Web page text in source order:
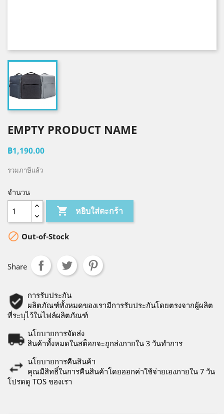
EMPTY PRODUCT NAME
฿1,190.00
รวมภาษีแล้ว
จำนวน
 หยิบใส่ตะกร้า
 Out-of-Stock
Share
การรับประกัน
ผลิตภัณฑ์ทั้งหมดของเรามีการรับประกันโดยตรงจากผู้ผลิต
ที่ระบุไว้ในไฟล์ผลิตภัณฑ์
นโยบายการจัดส่ง
สินค้าทั้งหมดในสต็อกจะถูกส่งภายใน 3 วันทำการ
นโยบายการคืนสินค้า
คุณมีสิทธิ์ในการคืนสินค้าโดยออกค่าใช้จ่ายเองภายใน 7 วัน
โปรดดู TOS ของเรา